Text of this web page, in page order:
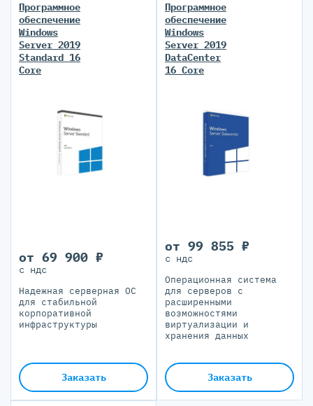
Программное
обеспечение
Windows
Server 2019
Standard 16
Core
от 69 900 ₽
с ндс
Надежная серверная ОС
для стабильной
корпоративной
инфраструктуры
Заказать
Программное
обеспечение
Windows
Server 2019
DataCenter
16 Core
от 99 855 ₽
с ндс
Операционная система
для серверов с
расширенными
возможностями
виртуализации и
хранения данных
Заказать